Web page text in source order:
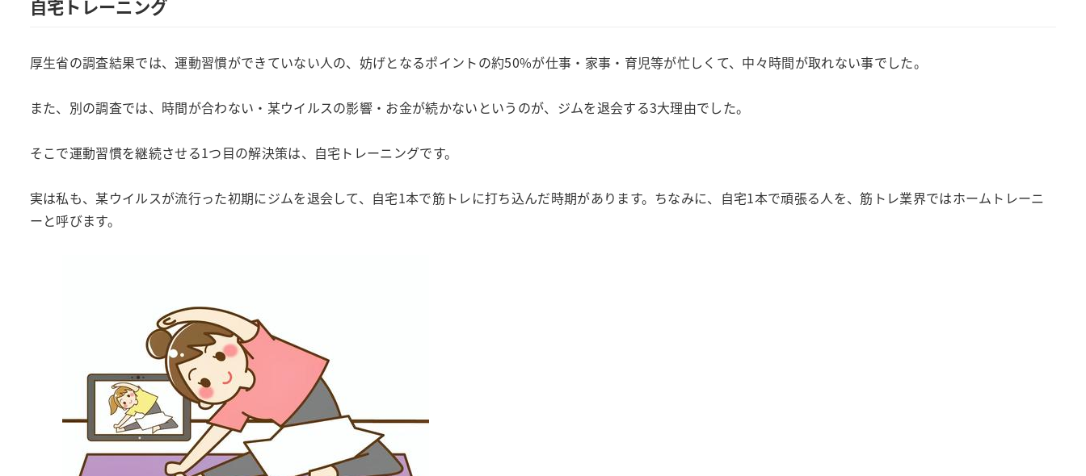
自宅トレーニング
厚生省の調査結果では、運動習慣ができていない人の、妨げとなるポイントの約50%が仕事・家事・育児等が忙しくて、中々時間が取れない事でした。
また、別の調査では、時間が合わない・某ウイルスの影響・お金が続かないというのが、ジムを退会する3大理由でした。
そこで運動習慣を継続させる1つ目の解決策は、自宅トレーニングです。
実は私も、某ウイルスが流行った初期にジムを退会して、自宅1本で筋トレに打ち込んだ時期があります。ちなみに、自宅1本で頑張る人を、筋トレ業界ではホームトレーニ
ーと呼びます。